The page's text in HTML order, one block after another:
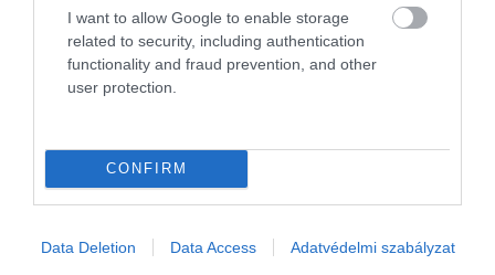
I want to allow Google to enable storage
related to security, including authentication
functionality and fraud prevention, and other
user protection.
CONFIRM
Data Deletion Data Access Adatvédelmi szabályzat
rajzolódik ki: megjelentek azok a
chatbotok, amelyeket kifejezetten orvosi
témákra fejlesztettek, és amelyek már
nem csupán általános válaszokat…
HAMU ÉS GYÉMÁNT